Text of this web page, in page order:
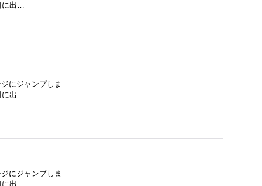
に出…
にジャンプしま
に出…
にジャンプしま
に出…